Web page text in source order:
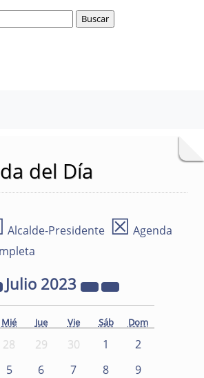
del Día
Alcalde-Presidente ☒ Agenda
Julio 2023
Mié Jue Vie Sáb Dom
28 29 30 1
2
5 6 7 8
9